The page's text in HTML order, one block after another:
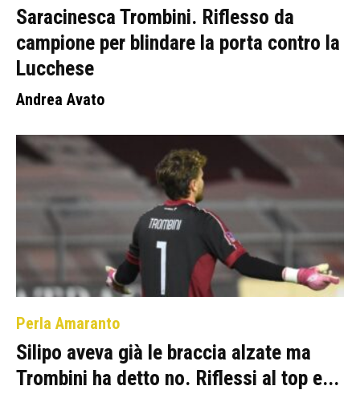
Saracinesca Trombini. Riflesso da
campione per blindare la porta contro la
Lucchese
Andrea Avato
Perla Amaranto
Silipo aveva già le braccia alzate ma
Trombini ha detto no. Riflessi al top e...